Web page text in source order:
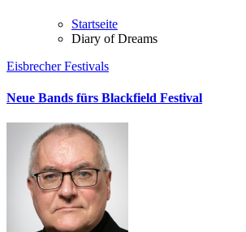
Startseite
Diary of Dreams
EisbrecherFestivals
Neue Bands fürs Blackfield Festival